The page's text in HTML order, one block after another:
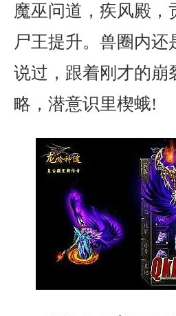
魔巫问道，疾风殿
尸王提升。兽圈内
说过，跟着刚才的崩
略，潜意识里楔蛾!